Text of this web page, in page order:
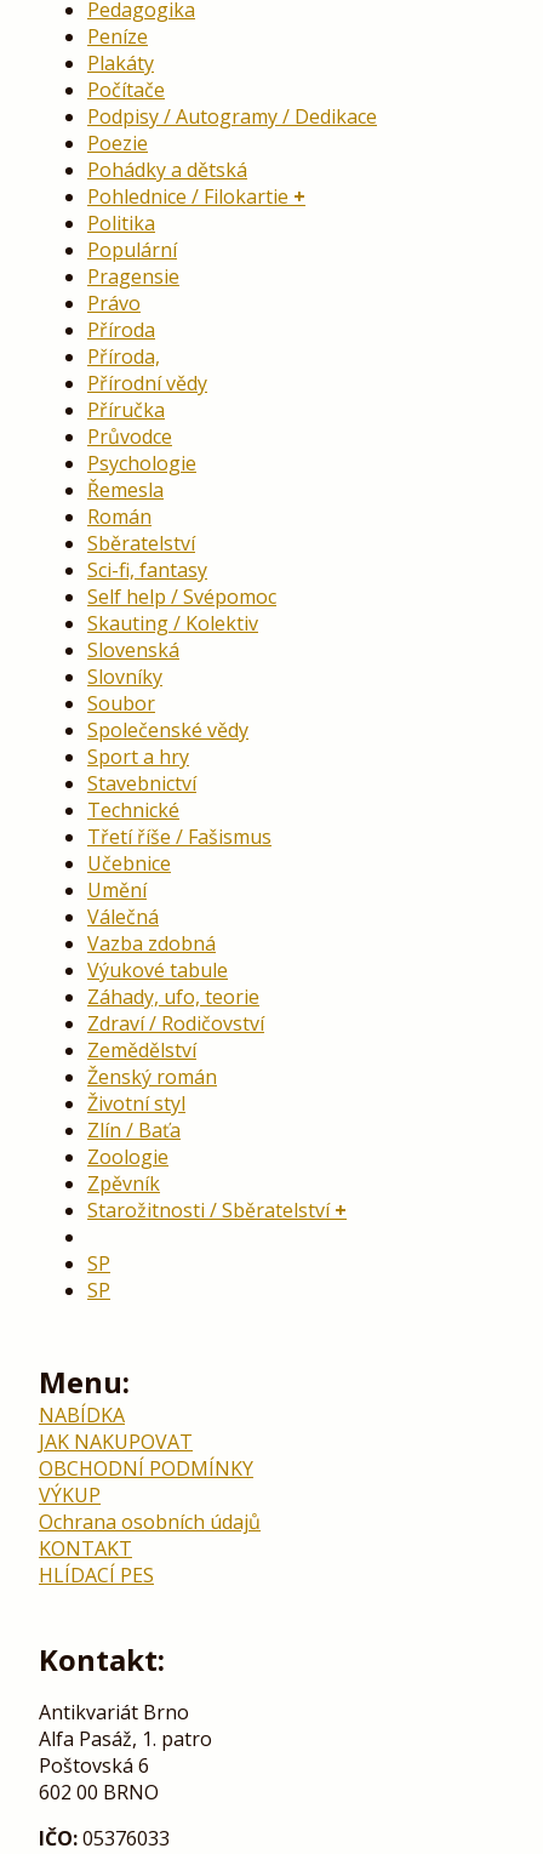
Pedagogika
Peníze
Plakáty
Počítače
Podpisy / Autogramy / Dedikace
Poezie
Pohádky a dětská
Pohlednice / Filokartie
Politika
Populární
Pragensie
Právo
Příroda
Příroda,
Přírodní vědy
Příručka
Průvodce
Psychologie
Řemesla
Román
Sběratelství
Sci-fi, fantasy
Self help / Svépomoc
Skauting / Kolektiv
Slovenská
Slovníky
Soubor
Společenské vědy
Sport a hry
Stavebnictví
Technické
Třetí říše / Fašismus
Učebnice
Umění
Válečná
Vazba zdobná
Výukové tabule
Záhady, ufo, teorie
Zdraví / Rodičovství
Zemědělství
Ženský román
Životní styl
Zlín / Baťa
Zoologie
Zpěvník
Starožitnosti / Sběratelství
SP
SP
Menu:
NABÍDKA
JAK NAKUPOVAT
OBCHODNÍ PODMÍNKY
VÝKUP
Ochrana osobních údajů
KONTAKT
HLÍDACÍ PES
Kontakt:
Antikvariát Brno
Alfa Pasáž, 1. patro
Poštovská 6
602 00 BRNO
IČO:05376033